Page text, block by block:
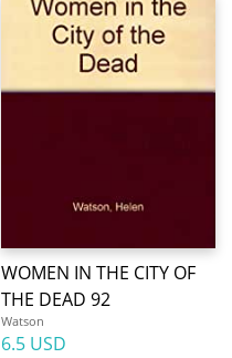
WOMEN IN THE CITY OF
THE DEAD 92
Watson
6.5 USD